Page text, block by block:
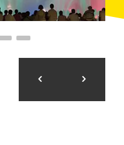
de 54 metros.
y 4.760
Carles Buïgas
también
como París, Nueva York,